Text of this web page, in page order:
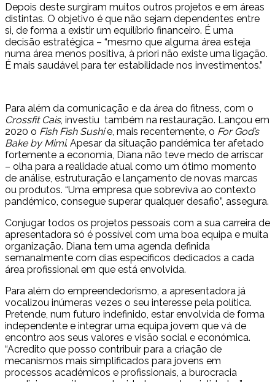
Depois deste surgiram muitos outros projetos e em áreas
distintas. O objetivo é que não sejam dependentes entre
si, de forma a existir um equilíbrio financeiro. É uma
decisão estratégica – “mesmo que alguma área esteja
numa área menos positiva, à priori não existe uma ligação.
É mais saudável para ter estabilidade nos investimentos.”
Para além da comunicação e da área do fitness, com o
Crossfit Cais, investiu também na restauração. Lançou em
2020 o Fish Fish Sushie, mais recentemente, o For God’s
Bake by Mimi. Apesar da situação pandémica ter afetado
fortemente a economia, Diana não teve medo de arriscar
– olha para a realidade atual como um ótimo momento
de análise, estruturação e lançamento de novas marcas
ou produtos. “Uma empresa que sobreviva ao contexto
pandémico, consegue superar qualquer desafio”, assegura.
Conjugar todos os projetos pessoais com a sua carreira de
apresentadora só é possível com uma boa equipa e muita
organização. Diana tem uma agenda definida
semanalmente com dias específicos dedicados a cada
área profissional em que está envolvida.
Para além do empreendedorismo, a apresentadora já
vocalizou inúmeras vezes o seu interesse pela política.
Pretende, num futuro indefinido, estar envolvida de forma
independente e integrar uma equipa jovem que vá de
encontro aos seus valores e visão social e económica.
“Acredito que posso contribuir para a criação de
mecanismos mais simplificados para jovens em
processos académicos e profissionais, a burocracia